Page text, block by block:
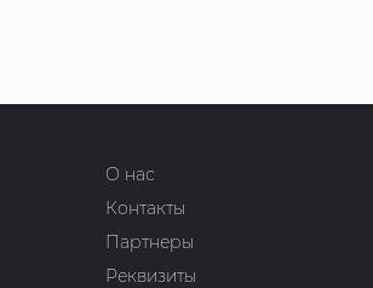
О нас
Контакты
Партнеры
Реквизиты